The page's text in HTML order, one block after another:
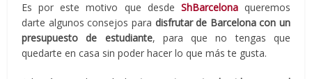
Es por este motivo que desde ShBarcelonaqueremos
darte algunos consejos para disfrutar de Barcelona con un
presupuesto de estudiante, para que no tengas que
quedarte en casa sin poder hacer lo que más te gusta.